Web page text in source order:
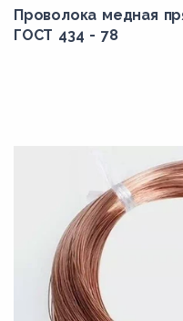
Проволока медная
ГОСТ 434 - 78